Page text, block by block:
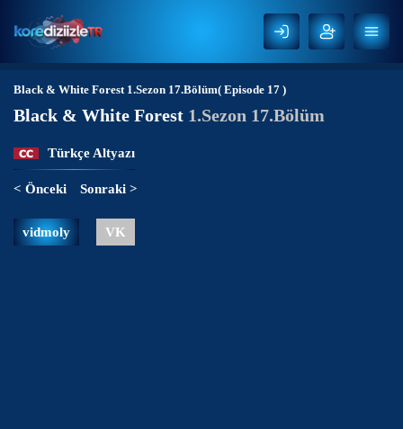
Black & White Forest1.Sezon 17.Bölüm( Episode 17 )
Black & White Forest 1.Sezon 17.Bölüm
Türkçe Altyazı
< Önceki Sonraki >
vidmoly VK